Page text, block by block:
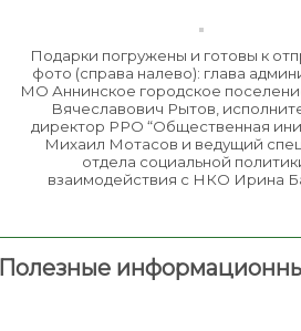
Подарки погружены и готовы к
фото (справа налево): глава
МО Аннинское городское
Вячеславович Рытов,
директор РРО “Общественная
Михаил Мотасов и ведущий
отдела социальной
взаимодействия с НКО Ирина
Полезные